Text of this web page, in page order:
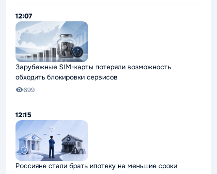
12:07
Зарубежные SIM-карты потеряли возможность
обходить блокировки сервисов
699
12:15
Россияне стали брать ипотеку на меньшие сроки